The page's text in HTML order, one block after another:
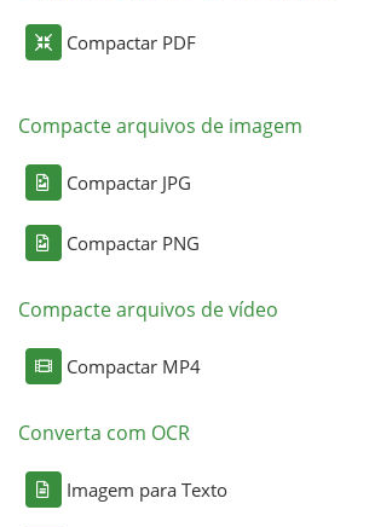
Compactar PDF
Compacte arquivos de imagem
Compactar JPG
Compactar PNG
Compacte arquivos de vídeo
Compactar MP4
Converta com OCR
Imagem para Texto